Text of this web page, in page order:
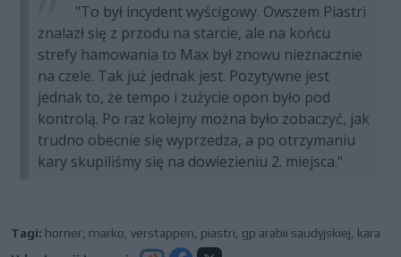
"To był incydent wyścigowy. Owszem Piastri
znalazł się z przodu na starcie, ale na końcu
strefy hamowania to Max był znowu nieznacznie
na czele. Tak już jednak jest. Pozytywne jest
jednak to, że tempo i zużycie opon było pod
kontrolą. Po raz kolejny można było zobaczyć, jak
trudno obecnie się wyprzedza, a po otrzymaniu
kary skupiliśmy się na dowiezieniu 2. miejsca."
Tagi: horner marko verstappen piastri gp arabii saudyjskiej kara